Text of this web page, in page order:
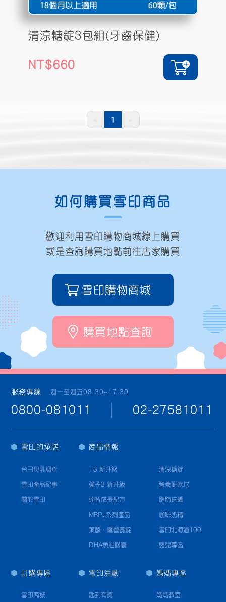
清涼糖錠3包組(牙齒保健)
660
1
如何購買雪印商品
歡迎利用雪印購物商城線上購買
或是查詢購買地點前往店家購買
雪印購物商城
購買地點查詢
服務專線
0800-081011 02-27581011
週一至週五08:30~17:30
雪印的承諾
台日母乳調查
雪印產品紀事
關於雪印
商品情報
T3 新升級
強子3 新升級
達智成長配方
MBP®系列產品
葉酸·鐵營養錠
DHA魚油膠囊
清涼糖錠
營養餅乾球
脂肪抹醬
咖啡奶精
雪印北海道100
嬰兒專區
訂購專區
雪印商城
雪印活動
匙到有獎
媽媽專區
媽媽教室